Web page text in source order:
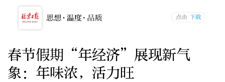
春节假期“年经济”展现新气
象：年味浓，活力旺